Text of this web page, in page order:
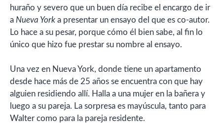
huraño y severo que un buen día recibe el encargo de ir
a Nueva York a presentar un ensayo del que es co-autor.
Lo hace a su pesar, porque cómo él bien sabe, al fin lo
único que hizo fue prestar su nombre al ensayo.
Una vez en Nueva York, donde tiene un apartamento
desde hace más de 25 años se encuentra con que hay
alguien residiendo allí. Halla a una mujer en la bañera y
luego a su pareja. La sorpresa es mayúscula, tanto para
Walter como para la pareja residente.